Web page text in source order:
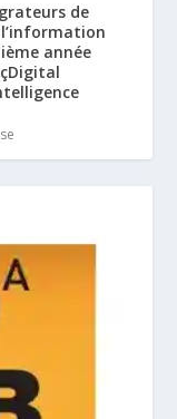
de
année